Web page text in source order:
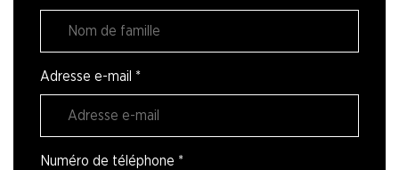
Adresse e-mail *
Numéro de téléphone *